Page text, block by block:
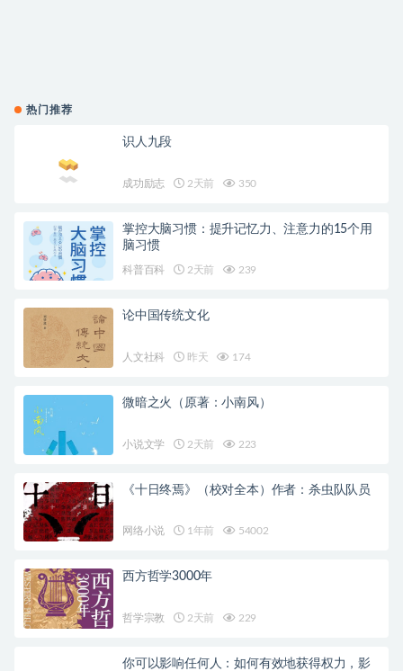
热门推荐
识人九段
成功励志 2天前 350
掌控大脑习惯：提升记忆力、注意力的15个用
脑习惯
科普百科 2天前 239
论中国传统文化
人文社科 昨天 174
微暗之火（原著：小南风）
小说文学 2天前 223
《十日终焉》（校对全本）作者：杀虫队队员
网络小说 1年前 54002
西方哲学3000年
哲学宗教 2天前 229
你可以影响任何人：如何有效地获得权力，影